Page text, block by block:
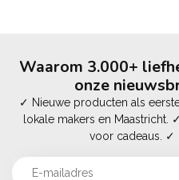
Waarom 3.000+
onze
✓ Nieuwe producten als
lokale makers en Maastricht.
voor cadeaus. ✓